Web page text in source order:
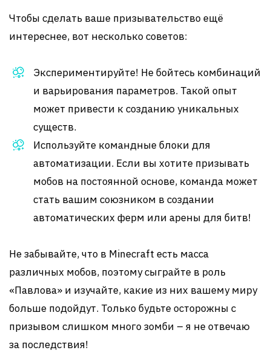
Чтобы сделать ваше призывательство ещё
интереснее, вот несколько советов:
Экспериментируйте! Не бойтесь комбинаций
и варьирования параметров. Такой опыт
может привести к созданию уникальных
существ.
Используйте командные блоки для
автоматизации. Если вы хотите призывать
мобов на постоянной основе, команда может
стать вашим союзником в создании
автоматических ферм или арены для битв!
Не забывайте, что в Minecraft есть масса
различных мобов, поэтому сыграйте в роль
«Павлова» и изучайте, какие из них вашему миру
больше подойдут. Только будьте осторожны с
призывом слишком много зомби – я не отвечаю
за последствия!